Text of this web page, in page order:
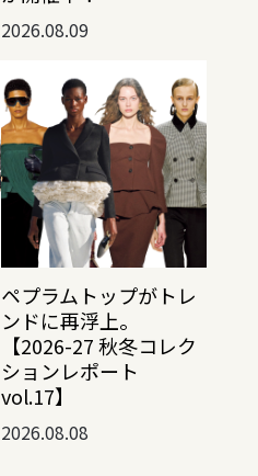
2026.08.09
ペプラムトップがトレ
ンドに再浮上。
【2026-27 秋冬コレク
ションレポート
vol.17】
2026.08.08